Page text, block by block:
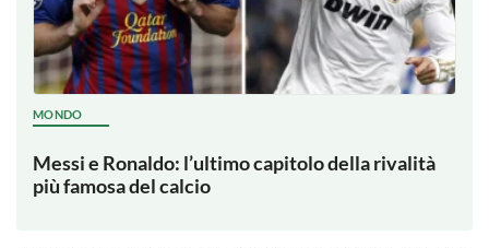
MONDO
Messi e Ronaldo: l’ultimo capitolo della rivalità
più famosa del calcio